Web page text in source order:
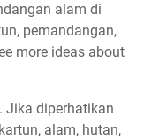
alam di
pemandangan,
more ideas about
. Jika diperhatikan
alam, hutan,